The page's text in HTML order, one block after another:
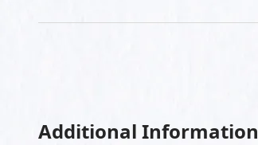
Additional Information